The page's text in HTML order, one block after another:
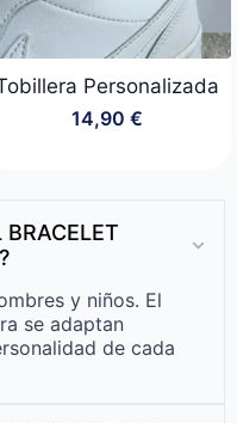
Personalizada
14,90 €
BRACELET
y niños. El
se adaptan
de cada